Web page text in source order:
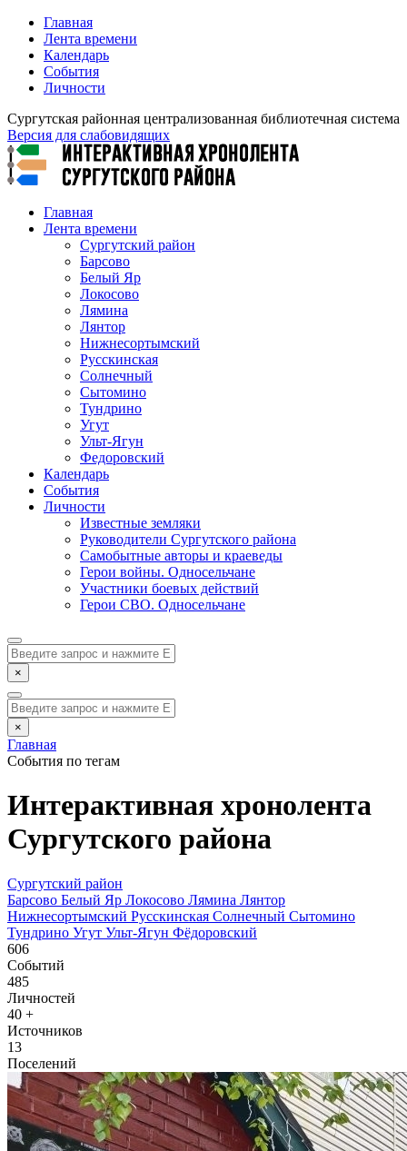
Главная
Лента времени
Календарь
События
Личности
Сургутская районная централизованная библиотечная система
Версия для слабовидящих
Главная
Лента времени
Сургутский район
Барсово
Белый Яр
Локосово
Лямина
Лянтор
Нижнесортымский
Русскинская
Солнечный
Сытомино
Тундрино
Угут
Ульт-Ягун
Федоровский
Календарь
События
Личности
Известные земляки
Руководители Сургутского района
Самобытные авторы и краеведы
Герои войны. Односельчане
Участники боевых действий
Герои СВО. Односельчане
×
×
Главная
События по тегам
Интерактивная хронолента
Сургутского района
Сургутский район
Барсово Белый Яр Локосово Лямина Лянтор
Нижнесортымский Русскинская Солнечный Сытомино
Тундрино Угут Ульт-Ягун Фёдоровский
606
Событий
485
Личностей
40 +
Источников
13
Поселений